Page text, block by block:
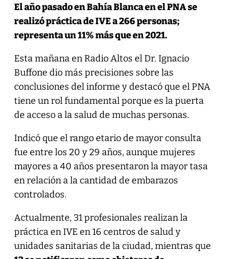
El año pasado en Bahía Blanca en el PNA se
realizó práctica de IVE a 266 personas;
representa un 11% más que en 2021.
Esta mañana en Radio Altos el Dr. Ignacio
Buffone dio más precisiones sobre las
conclusiones del informe y destacó que el PNA
tiene un rol fundamental porque es la puerta
de acceso a la salud de muchas personas.
Indicó que el rango etario de mayor consulta
fue entre los 20 y 29 años, aunque mujeres
mayores a 40 años presentaron la mayor tasa
en relación a la cantidad de embarazos
controlados.
Actualmente, 31 profesionales realizan la
práctica en IVE en 16 centros de salud y
unidades sanitarias de la ciudad, mientras que